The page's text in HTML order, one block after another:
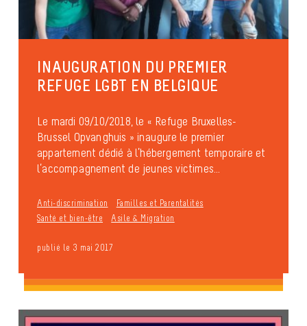
INAUGURATION DU PREMIER
REFUGE LGBT EN BELGIQUE
Le mardi 09/10/2018, le « Refuge Bruxelles-
Brussel Opvanghuis » inaugure le premier
appartement dédié à l’hébergement temporaire et
l’accompagnement de jeunes victimes...
Anti-discrimination
Familles et Parentalités
Santé et bien-être
Asile & Migration
publié le 3 mai 2017